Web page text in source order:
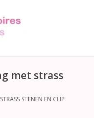
met strass
STENEN EN CLIP